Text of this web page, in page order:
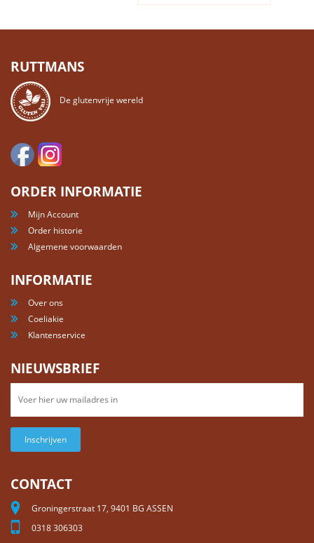
RUTTMANS
De glutenvrije wereld
ORDER INFORMATIE
Mijn Account
Order historie
Algemene voorwaarden
INFORMATIE
Over ons
Coeliakie
Klantenservice
NIEUWSBRIEF
Inschrijven
CONTACT
Groningerstraat 17, 9401 BG ASSEN
0318 306303